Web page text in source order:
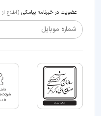
عضویت در خبرنامه پیامکی (اطلاع
شماره موبایل